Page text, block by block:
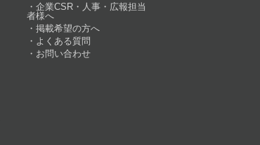
企業CSR・人事・広報担当
者様へ
掲載希望の方へ
よくある質問
お問い合わせ